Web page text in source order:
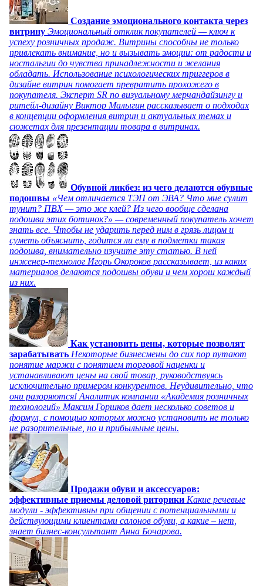
Создание эмоционального контакта через
витрину Эмоциональный отклик покупателей — ключ к
успеху розничных продаж. Витрины способны не только
привлекать внимание, но и вызывать эмоции: от радости и
ностальгии до чувства принадлежности и желания
обладать. Использование психологических триггеров в
дизайне витрин помогает превратить прохожего в
покупателя. Эксперт SR по визуальному мерчандайзингу и
ритейл-дизайну Виктор Малыгин рассказывает о подходах
в концепции оформления витрин и актуальных темах и
сюжетах для презентации товара в витринах.
Обувной ликбез: из чего делаются обувные
подошвы «Чем отличается ТЭП от ЭВА? Что мне сулит
тунит? ПВХ — это же клей? Из чего вообще сделана
подошва этих ботинок?» — современный покупатель хочет
знать все. Чтобы не ударить перед ним в грязь лицом и
суметь объяснить, годится ли ему в подметки такая
подошва, внимательно изучите эту статью. В ней
инженер-технолог Игорь Окороков рассказывает, из каких
материалов делаются подошвы обуви и чем хорош каждый
из них.
Как установить цены, которые позволят
зарабатывать Некоторые бизнесмены до сих пор путают
понятие маржи с понятием торговой наценки и
устанавливают цены на свой товар, руководствуясь
исключительно примером конкурентов. Неудивительно, что
они разоряются! Аналитик компании «Академия розничных
технологий» Максим Горшков дает несколько советов и
формул, с помощью которых можно установить не только
не разорительные, но и прибыльные цены.
Продажи обуви и аксессуаров:
эффективные приемы деловой риторики Какие речевые
модули - эффективны при общении с потенциальными и
действующими клиентами салонов обуви, а какие – нет,
знает бизнес-консультант Анна Бочарова.